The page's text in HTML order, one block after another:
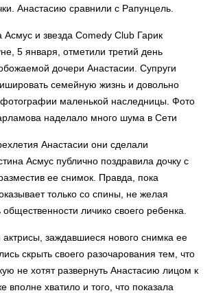
Анастасию сравнили с Рапунцель.
Асмус и звезда Comedy Club Гарик
5 января, отметили третий день
дочери Анастасии. Супруги
семейную жизнь и довольно
фотографии маленькой наследницы. Фото
наделало много шума в Сети
Анастасии они сделали
Асмус публично поздравила дочку с
ее снимок. Правда, пока
только со спины, не желая
личико своего ребенка.
заждавшиеся нового снимка ее
скрыть своего разочарования тем, что
не хотят развернуть Анастасию лицом к
вполне хватило и того, что показала